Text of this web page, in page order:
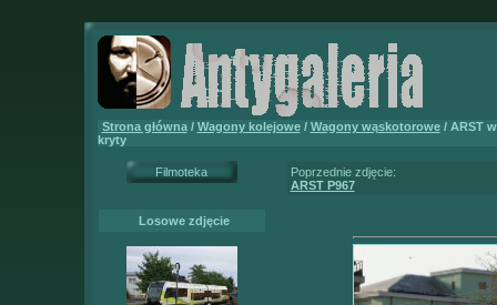
Strona główna/ Wagony kolejowe/ Wagony wąskotorowe/ ARST
kryty
Filmoteka
Losowe zdjęcie
Poprzednie zdjęcie:
ARST P967